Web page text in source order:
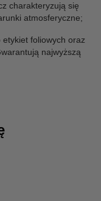
charakteryzują się
atmosferyczne;
foliowych oraz
najwyższą